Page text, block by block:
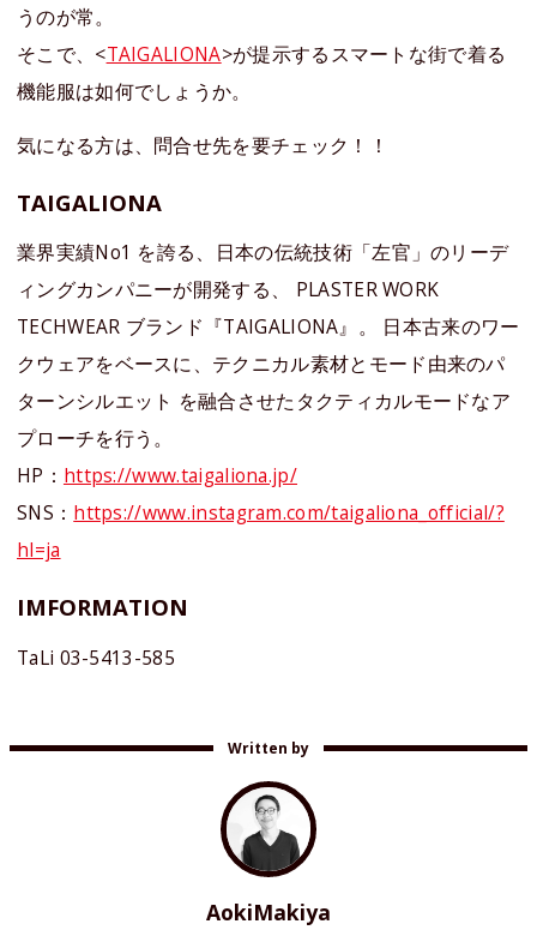
うのが常。
そこで、<TAIGALIONA>が提示するスマートな街で着る
機能服は如何でしょうか。
気になる方は、問合せ先を要チェック！！
TAIGALIONA
業界実績No1 を誇る、日本の伝統技術「左官」のリーデ
ィングカンパニーが開発する、 PLASTER WORK
TECHWEAR ブランド『TAIGALIONA』。 ⽇本古来のワー
クウェアをベースに、テクニカル素材とモード由来のパ
ターンシルエット を融合させたタクティカルモードなア
プローチを⾏う。
HP： https://www.taigaliona.jp/
SNS： https://www.instagram.com/taigaliona_official/?
hl=ja
IMFORMATION
TaLi 03-5413-585
Written by
AokiMakiya